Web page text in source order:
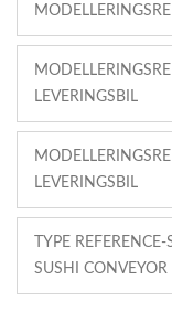
LEVERINGSBIL
LEVERINGSBIL
TYPE
SUSHI CONVEYOR